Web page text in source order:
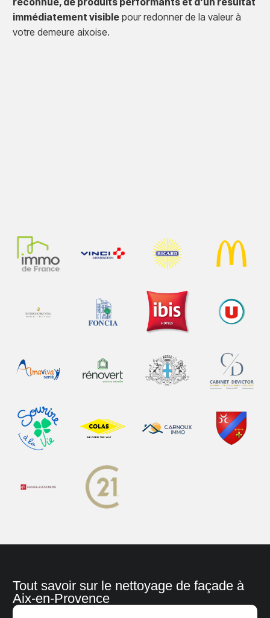
immédiatement visible pour redonner de la valeur à
votre demeure aixoise.
Tout savoir sur le nettoyage de façade à
Aix-en-Provence